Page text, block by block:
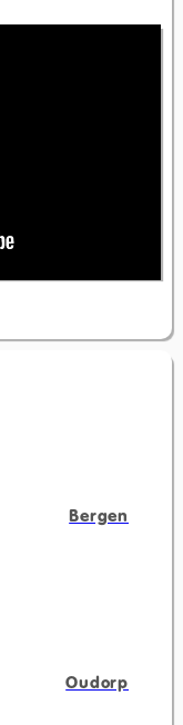
Bergen
Oudorp